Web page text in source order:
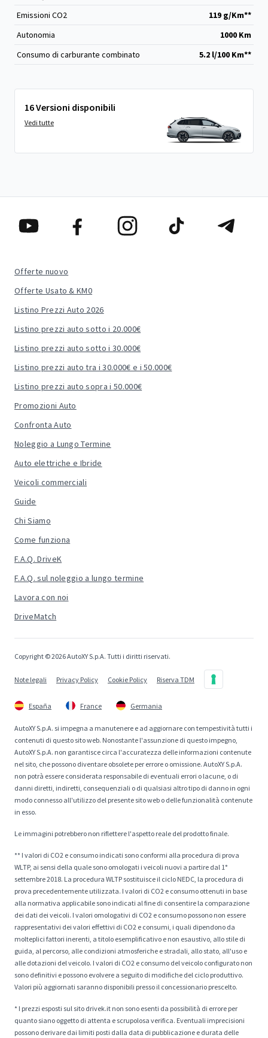
Emissioni CO2
119 g/Km**
Autonomia
1000 Km
Consumo di carburante combinato
5.2 l/100 Km**
16 Versioni disponibili
Vedi tutte
Offerte nuovo
Offerte Usato & KM0
Listino Prezzi Auto 2026
Listino prezzi auto sotto i 20.000€
Listino prezzi auto sotto i 30.000€
Listino prezzi auto tra i 30.000€ e i 50.000€
Listino prezzi auto sopra i 50.000€
Promozioni Auto
Confronta Auto
Noleggio a Lungo Termine
Auto elettriche e Ibride
Veicoli commerciali
Guide
Chi Siamo
Come funziona
F.A.Q. DriveK
F.A.Q. sul noleggio a lungo termine
Lavora con noi
DriveMatch
Copyright © 2026 AutoXY S.p.A. Tutti i diritti riservati.
Note legali Privacy Policy Cookie Policy Riserva TDM
España France Germania
AutoXY S.p.A. si impegna a manutenere e ad aggiornare con tempestività tutti i
contenuti di questo sito web. Nonostante l'assunzione di questo impegno,
AutoXY S.p.A. non garantisce circa l'accuratezza delle informazioni contenute
nel sito, che possono diventare obsolete per errore o omissione. AutoXY S.p.A.
non potrà essere considerata responsabile di eventuali errori o lacune, o di
danni diretti, indiretti, consequenziali o di qualsiasi altro tipo di danno in ogni
modo connesso all'utilizzo del presente sito web o delle funzionalità contenute
in esso.
Le immagini potrebbero non riflettere l'aspetto reale del prodotto finale.
** I valori di CO2 e consumo indicati sono conformi alla procedura di prova
WLTP, ai sensi della quale sono omologati i veicoli nuovi a partire dal 1°
settembre 2018. La procedura WLTP sostituisce il ciclo NEDC, la procedura di
prova precedentemente utilizzata. I valori di CO2 e consumo ottenuti in base
alla normativa applicabile sono indicati al fine di consentire la comparazione
dei dati dei veicoli. I valori omologativi di CO2 e consumo possono non essere
rappresentativi dei valori effettivi di CO2 e consumi, i quali dipendono da
molteplici fattori inerenti, a titolo esemplificativo e non esaustivo, allo stile di
guida, al percorso, alle condizioni atmosferiche e stradali, allo stato, all'uso e
alle dotazioni del veicolo. I valori di CO2 e consumo del veicolo configurato non
sono definitivi e possono evolvere a seguito di modifiche del ciclo produttivo.
Valori più aggiornati saranno disponibili presso il concessionario prescelto.
* I prezzi esposti sul sito drivek.it non sono esenti da possibilità di errore per
quanto siano oggetto di attenta e scrupolosa verifica. Eventuali imprecisioni
possono derivare dai limiti posti dalla data di pubblicazione e durata delle